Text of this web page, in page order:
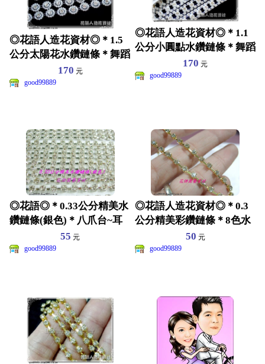
◎花語人造花資材◎＊1.5
公分太陽花水鑽鏈條＊舞蹈
衣服~皮包~涼鞋~髮
170 元
good99889
◎花語人造花資材◎＊1.1
公分小圓點水鑽鏈條＊舞蹈
衣服~皮包~涼鞋~髮
170 元
good99889
◎花語◎＊0.33公分精美水
鑽鏈條(銀色)＊八爪台~耳
環~娃娃~衣服
55 元
good99889
◎花語人造花資材◎＊0.3
公分精美彩鑽鏈條＊8色水
鑽~八爪台~耳環~娃
50 元
good99889